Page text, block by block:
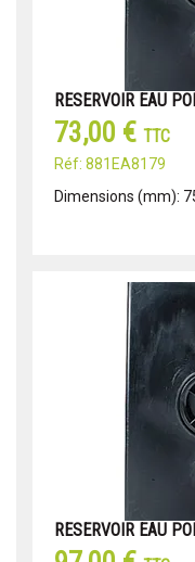
RESERVOIR EAU
73,00 € TTC
Réf: 881EA8179
Dimensions (mm):
RESERVOIR EAU